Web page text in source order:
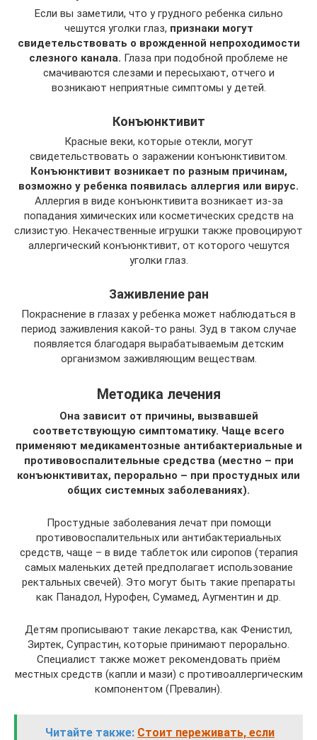
Если вы заметили, что у грудного ребенка сильно
чешутся уголки глаз, признаки могут
свидетельствовать о врожденной непроходимости
слезного канала. Глаза при подобной проблеме не
смачиваются слезами и пересыхают, отчего и
возникают неприятные симптомы у детей.
Конъюнктивит
Красные веки, которые отекли, могут
свидетельствовать о заражении конъюнктивитом.
Конъюнктивит возникает по разным причинам,
возможно у ребенка появилась аллергия или вирус.
Аллергия в виде конъюнктивита возникает из-за
попадания химических или косметических средств на
слизистую. Некачественные игрушки также провоцируют
аллергический конъюнктивит, от которого чешутся
уголки глаз.
Заживление ран
Покраснение в глазах у ребенка может наблюдаться в
период заживления какой-то раны. Зуд в таком случае
появляется благодаря вырабатываемым детским
организмом заживляющим веществам.
Методика лечения
Она зависит от причины, вызвавшей
соответствующую симптоматику. Чаще всего
применяют медикаментозные антибактериальные и
противовоспалительные средства (местно – при
конъюнктивитах, перорально – при простудных или
общих системных заболеваниях).
Простудные заболевания лечат при помощи
противовоспалительных или антибактериальных
средств, чаще – в виде таблеток или сиропов (терапия
самых маленьких детей предполагает использование
ректальных свечей). Это могут быть такие препараты
как Панадол, Нурофен, Сумамед, Аугментин и др.
Детям прописывают такие лекарства, как Фенистил,
Зиртек, Супрастин, которые принимают перорально.
Специалист также может рекомендовать приём
местных средств (капли и мази) с противоаллергическим
компонентом (Превалин).
Читайте также: Стоит переживать, если